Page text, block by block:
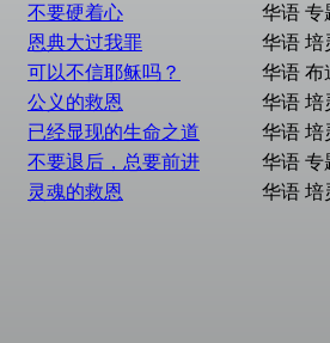
不要硬着心 华语 专
恩典大过我罪 华语 培
可以不信耶稣吗？ 华语 布
公义的救恩 华语 培
已经显现的生命之道 华语 培
不要退后，总要前进 华语 专
灵魂的救恩 华语 培